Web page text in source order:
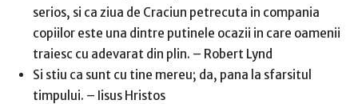
serios, si ca ziua de Craciun petrecuta in compania
copiilor este una dintre putinele ocazii in care oamenii
traiesc cu adevarat din plin. – Robert Lynd
Si stiu ca sunt cu tine mereu; da, pana la sfarsitul
timpului. – Iisus Hristos